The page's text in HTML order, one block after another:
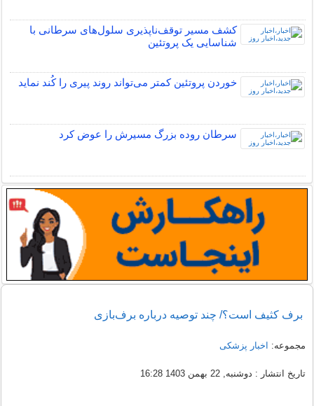
کشف مسیر توقف‌ناپذیری سلول‌های سرطانی با
شناسایی یک پروتئین
خوردن پروتئین کمتر می‌تواند روند پیری را کُند نماید
سرطان روده بزرگ مسیرش را عوض کرد
برف کثیف است؟/ چند توصیه درباره برف‌بازی
مجموعه: اخبار پزشکی
تاریخ انتشار : دوشنبه, 22 بهمن 1403 16:28